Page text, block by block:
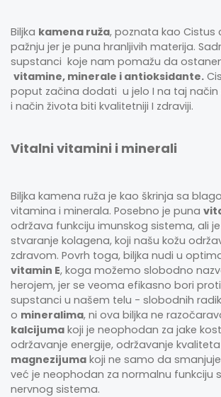
Biljka kamena ruža, poznata kao Cistus
pažnju jer je puna hranljivih materija.
supstanci koje nam pomažu da
vitamine, minerale i antioksidante.
poput začina dodati u jelo I na taj način
i način života biti kvalitetniji I zdraviji.
Vitalni vitamini i minerali
Biljka kamena ruža je kao škrinja sa
vitamina i minerala. Posebno je puna
održava funkciju imunskog sistema, ali
stvaranje kolagena, koji našu kožu
zdravom. Povrh toga, biljka nudi u
vitamin E, koga možemo slobodno
herojem, jer se veoma efikasno bori
supstanci u našem telu - slobodnih
o mineralima, ni ova biljka ne
kalcijuma koji je neophodan za jake
održavanje energije, održavanje
magnezijuma koji ne samo da
već je neophodan za normalnu funkciju
nervnog sistema.